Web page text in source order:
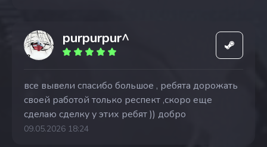
purpurpur^
все вывели спасибо большое , ребята дорожать
своей работой только респект ,скоро еще
сделаю сделку у этих ребят )) добро
09.05.2026 18:24